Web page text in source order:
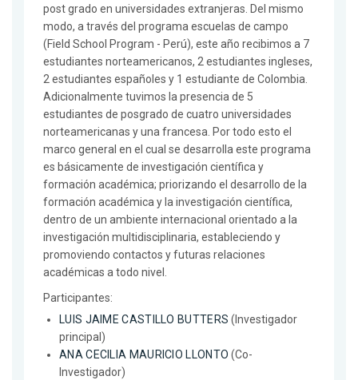
post grado en universidades extranjeras. Del mismo
modo, a través del programa escuelas de campo
(Field School Program - Perú), este año recibimos a 7
estudiantes norteamericanos, 2 estudiantes ingleses,
2 estudiantes españoles y 1 estudiante de Colombia.
Adicionalmente tuvimos la presencia de 5
estudiantes de posgrado de cuatro universidades
norteamericanas y una francesa. Por todo esto el
marco general en el cual se desarrolla este programa
es básicamente de investigación científica y
formación académica; priorizando el desarrollo de la
formación académica y la investigación científica,
dentro de un ambiente internacional orientado a la
investigación multidisciplinaria, estableciendo y
promoviendo contactos y futuras relaciones
académicas a todo nivel.
Participantes:
LUIS JAIME CASTILLO BUTTERS (Investigador
principal)
ANA CECILIA MAURICIO LLONTO (Co-
Investigador)